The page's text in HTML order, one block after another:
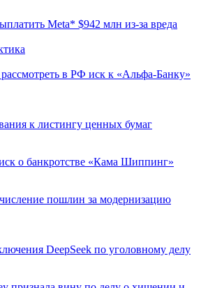
Meta* $942 млн из-за вреда
в РФ иск к «Альфа-Банку»
к листингу ценных бумаг
о банкротстве «Кама Шиппинг»
пошлин за модернизацию
DeepSeek по уголовному делу